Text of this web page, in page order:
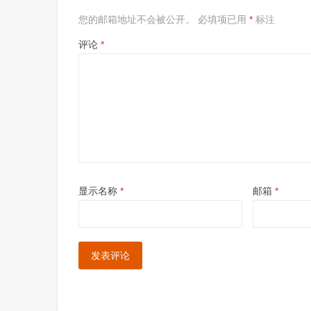
您的邮箱地址不会被公开。 必填项已用 * 标注
评论 *
显示名称 * 邮箱 *